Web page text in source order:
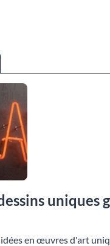
uniques
en œuvres d'art